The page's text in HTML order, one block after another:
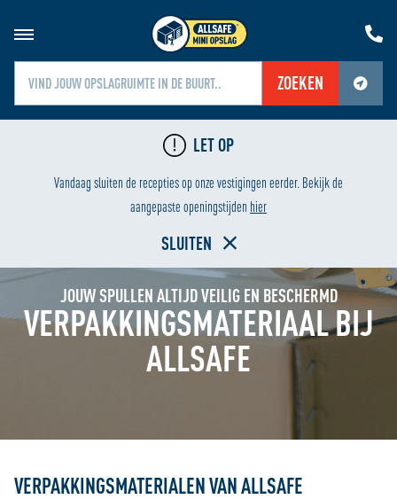
ZOEKEN
Jouw locatiediensten zijn uitgeschakeld.
Schakel jouw locatiediensten in om deze functie te gebruiken.
LET OP
Vandaag sluiten de recepties op onze vestigingen eerder. Bekijk de
aangepaste openingstijden hier
SLUITEN
LAAGSTE PRIJS
Home
JOUW SPULLEN ALTIJD VEILIG EN BESCHERMD
VERPAKKINGSMATERIAAL BIJ
ALLSAFE
VERPAKKINGSMATERIALEN VAN ALLSAFE